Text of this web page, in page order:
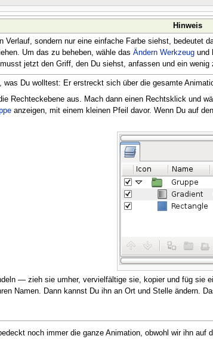
Hinweis
Verlauf, sondern nur eine einfache Farbe siehst, bedeutet
Um das zu beheben, wähle dasÄndern Werkzeug und
jetzt den Griff, den Du siehst, anfassen und ein wenig
Du wolltest: Er erstreckt sich über die gesamte
Rechteckebene aus. Mach dann einen Rechtsklick und
anzeigen, mit einem kleinen Pfeil davor. Wenn Du auf
— zieh sie umher, vervielfältige sie, kopier und füg
Namen. Dann kannst Du ihn an Ort und Stelle ändern.
noch immer die ganze Animation, obwohl wir ihn